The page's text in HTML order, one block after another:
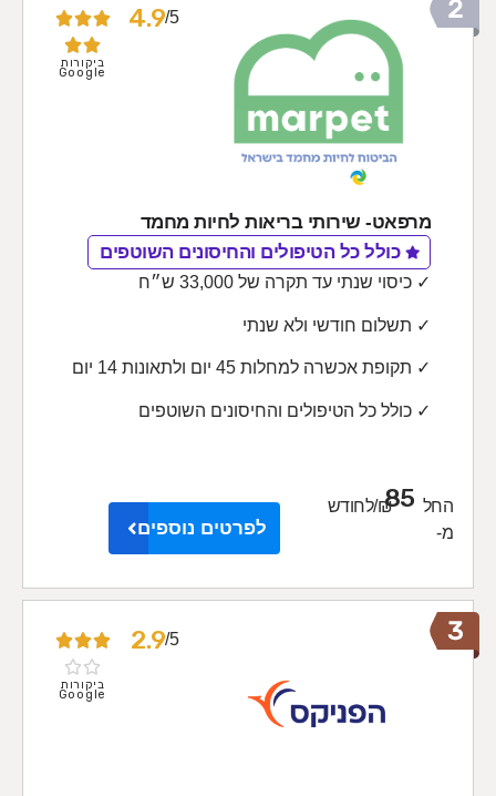
5/
4.9





ביקורות
Google
מרפאט- שירותי בריאות לחיות מחמד
כולל כל הטיפולים והחיסונים השוטפים
✓ כיסוי שנתי עד תקרה של 33,000 ש״ח
✓ תשלום חודשי ולא שנתי
✓ תקופת אכשרה למחלות 45 יום ולתאונות 14 יום
✓ כולל כל הטיפולים והחיסונים השוטפים
החל
מ-
85₪/לחודש
לפרטים נוספים
5/
2.9





ביקורות
Google